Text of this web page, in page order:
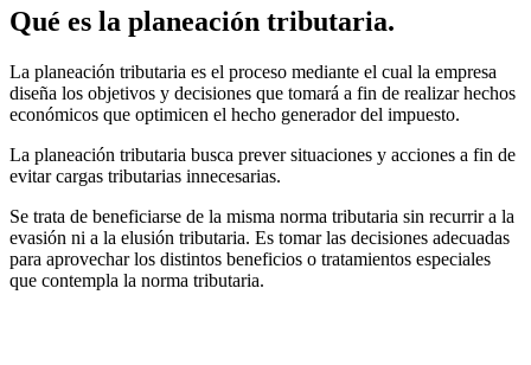
Qué es la planeación tributaria.
La planeación tributaria es el proceso mediante el cual la empresa
diseña los objetivos y decisiones que tomará a fin de realizar hechos
económicos que optimicen el hecho generador del impuesto.
La planeación tributaria busca prever situaciones y acciones a fin de
evitar cargas tributarias innecesarias.
Se trata de beneficiarse de la misma norma tributaria sin recurrir a la
evasión ni a la elusión tributaria. Es tomar las decisiones adecuadas
para aprovechar los distintos beneficios o tratamientos especiales
que contempla la norma tributaria.